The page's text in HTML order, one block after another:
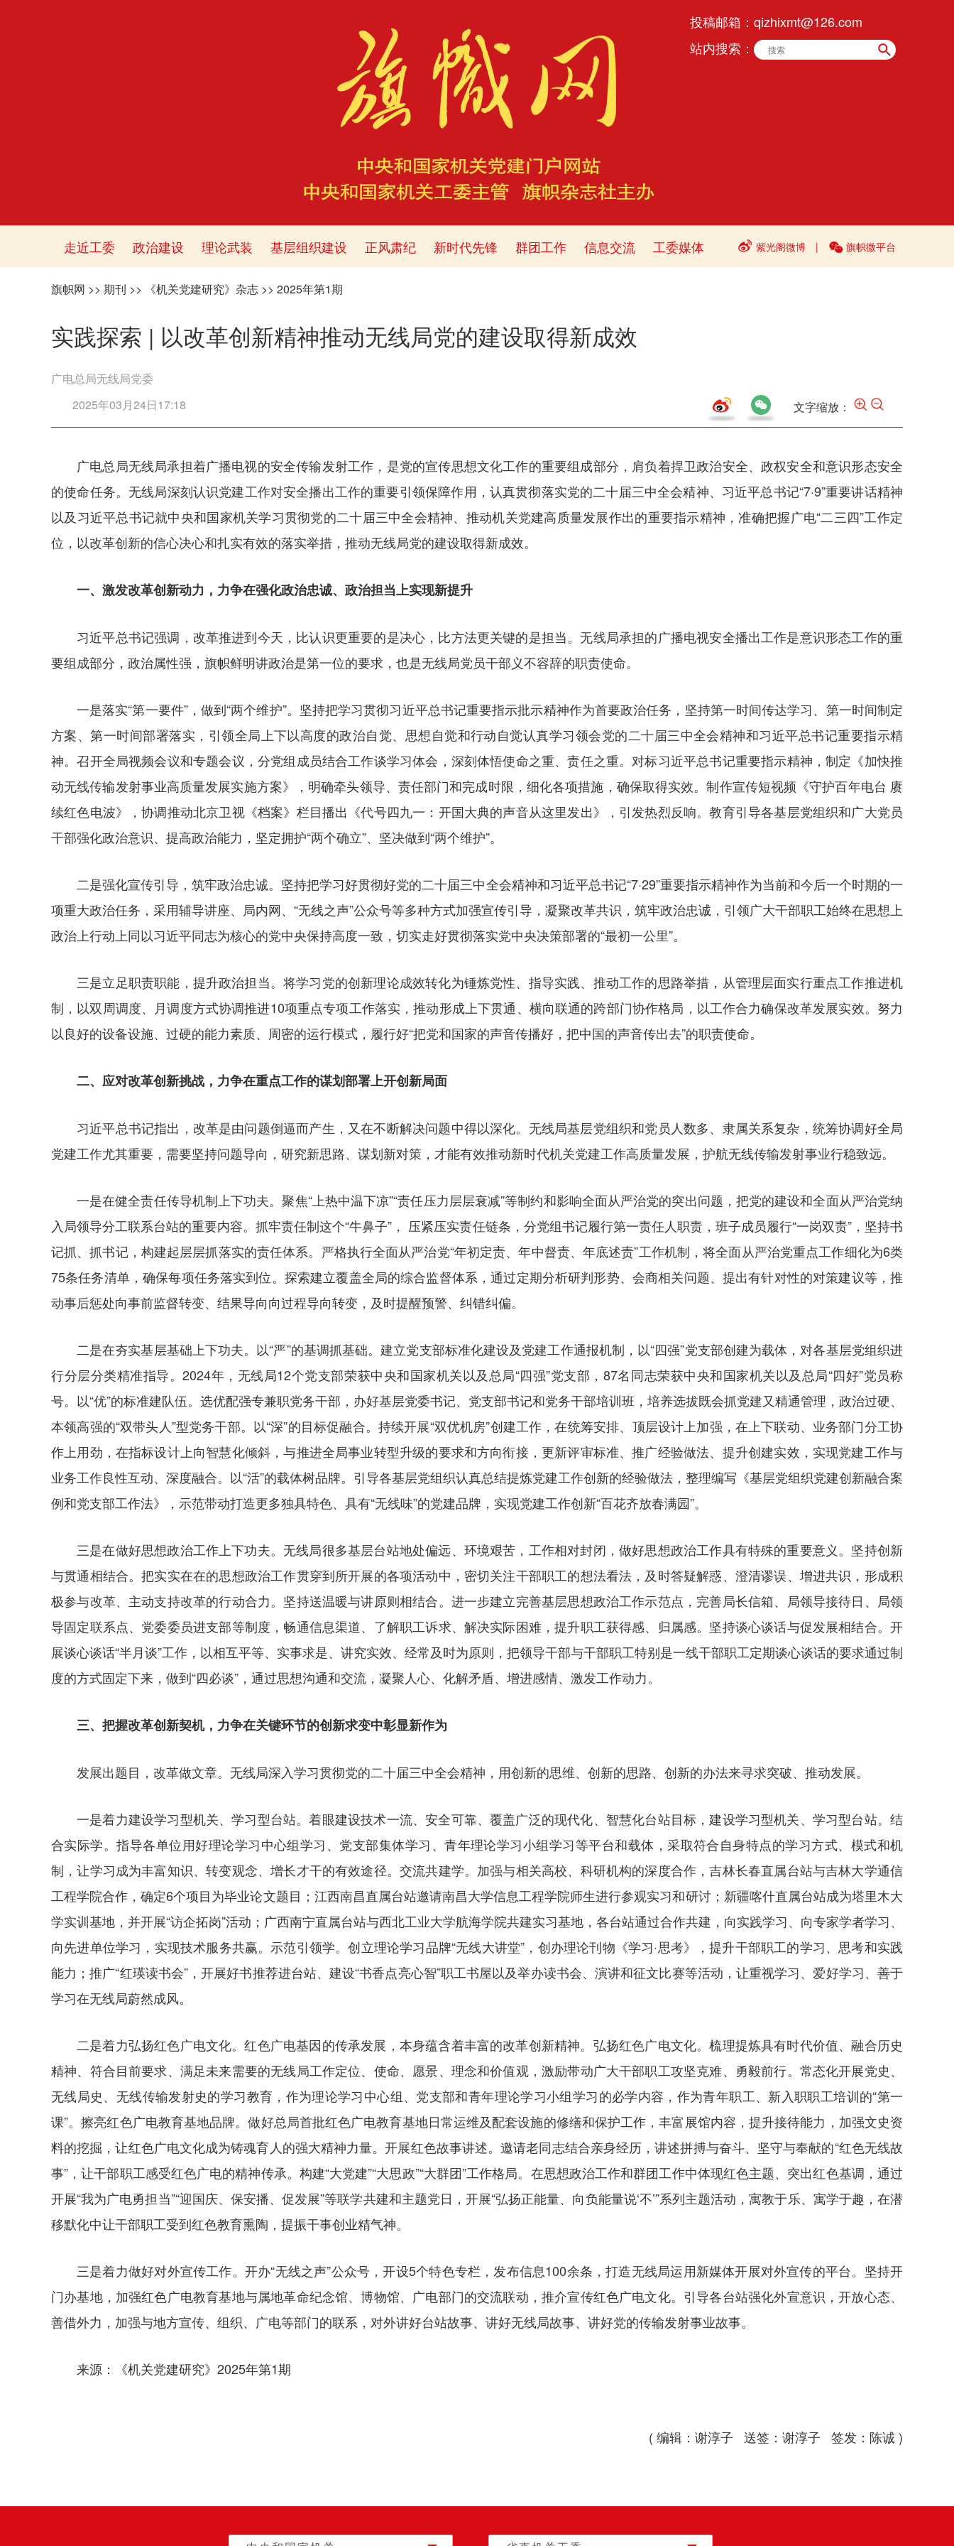
投稿邮箱： qizhixmt@126.com
站内搜索：
走近工委 政治建设 理论武装 基层组织建设 正风肃纪 新时代先锋 群团工作 信息交流 工委媒体 紫光阁微博 | 旗帜微平台
旗帜网 >> 期刊 >> 《机关党建研究》杂志 >> 2025年第1期
实践探索 | 以改革创新精神推动无线局党的建设取得新成效
广电总局无线局党委
2025年03月24日17:18
文字缩放：
广电总局无线局承担着广播电视的安全传输发射工作，是党的宣传思想文化工作的重要组成部分，肩负着捍卫政治安全、政权安全和意识形态安全
的使命任务。无线局深刻认识党建工作对安全播出工作的重要引领保障作用，认真贯彻落实党的二十届三中全会精神、习近平总书记“7·9”重要讲话精神
以及习近平总书记就中央和国家机关学习贯彻党的二十届三中全会精神、推动机关党建高质量发展作出的重要指示精神，准确把握广电“二三四”工作定
位，以改革创新的信心决心和扎实有效的落实举措，推动无线局党的建设取得新成效。
一、激发改革创新动力，力争在强化政治忠诚、政治担当上实现新提升
习近平总书记强调，改革推进到今天，比认识更重要的是决心，比方法更关键的是担当。无线局承担的广播电视安全播出工作是意识形态工作的重
要组成部分，政治属性强，旗帜鲜明讲政治是第一位的要求，也是无线局党员干部义不容辞的职责使命。
一是落实“第一要件”，做到“两个维护”。坚持把学习贯彻习近平总书记重要指示批示精神作为首要政治任务，坚持第一时间传达学习、第一时间制定
方案、第一时间部署落实，引领全局上下以高度的政治自觉、思想自觉和行动自觉认真学习领会党的二十届三中全会精神和习近平总书记重要指示精
神。召开全局视频会议和专题会议，分党组成员结合工作谈学习体会，深刻体悟使命之重、责任之重。对标习近平总书记重要指示精神，制定《加快推
动无线传输发射事业高质量发展实施方案》，明确牵头领导、责任部门和完成时限，细化各项措施，确保取得实效。制作宣传短视频《守护百年电台 赓
续红色电波》，协调推动北京卫视《档案》栏目播出《代号四九一：开国大典的声音从这里发出》，引发热烈反响。教育引导各基层党组织和广大党员
干部强化政治意识、提高政治能力，坚定拥护“两个确立”、坚决做到“两个维护”。
二是强化宣传引导，筑牢政治忠诚。坚持把学习好贯彻好党的二十届三中全会精神和习近平总书记“7·29”重要指示精神作为当前和今后一个时期的一
项重大政治任务，采用辅导讲座、局内网、“无线之声”公众号等多种方式加强宣传引导，凝聚改革共识，筑牢政治忠诚，引领广大干部职工始终在思想上
政治上行动上同以习近平同志为核心的党中央保持高度一致，切实走好贯彻落实党中央决策部署的“最初一公里”。
三是立足职责职能，提升政治担当。将学习党的创新理论成效转化为锤炼党性、指导实践、推动工作的思路举措，从管理层面实行重点工作推进机
制，以双周调度、月调度方式协调推进10项重点专项工作落实，推动形成上下贯通、横向联通的跨部门协作格局，以工作合力确保改革发展实效。努力
以良好的设备设施、过硬的能力素质、周密的运行模式，履行好“把党和国家的声音传播好，把中国的声音传出去”的职责使命。
二、应对改革创新挑战，力争在重点工作的谋划部署上开创新局面
习近平总书记指出，改革是由问题倒逼而产生，又在不断解决问题中得以深化。无线局基层党组织和党员人数多、隶属关系复杂，统筹协调好全局
党建工作尤其重要，需要坚持问题导向，研究新思路、谋划新对策，才能有效推动新时代机关党建工作高质量发展，护航无线传输发射事业行稳致远。
一是在健全责任传导机制上下功夫。聚焦“上热中温下凉”“责任压力层层衰减”等制约和影响全面从严治党的突出问题，把党的建设和全面从严治党纳
入局领导分工联系台站的重要内容。抓牢责任制这个“牛鼻子”， 压紧压实责任链条，分党组书记履行第一责任人职责，班子成员履行“一岗双责”，坚持书
记抓、抓书记，构建起层层抓落实的责任体系。严格执行全面从严治党“年初定责、年中督责、年底述责”工作机制，将全面从严治党重点工作细化为6类
75条任务清单，确保每项任务落实到位。探索建立覆盖全局的综合监督体系，通过定期分析研判形势、会商相关问题、提出有针对性的对策建议等，推
动事后惩处向事前监督转变、结果导向向过程导向转变，及时提醒预警、纠错纠偏。
二是在夯实基层基础上下功夫。以“严”的基调抓基础。建立党支部标准化建设及党建工作通报机制，以“四强”党支部创建为载体，对各基层党组织进
行分层分类精准指导。2024年，无线局12个党支部荣获中央和国家机关以及总局“四强”党支部，87名同志荣获中央和国家机关以及总局“四好”党员称
号。以“优”的标准建队伍。选优配强专兼职党务干部，办好基层党委书记、党支部书记和党务干部培训班，培养选拔既会抓党建又精通管理，政治过硬、
本领高强的“双带头人”型党务干部。以“深”的目标促融合。持续开展“双优机房”创建工作，在统筹安排、顶层设计上加强，在上下联动、业务部门分工协
作上用劲，在指标设计上向智慧化倾斜，与推进全局事业转型升级的要求和方向衔接，更新评审标准、推广经验做法、提升创建实效，实现党建工作与
业务工作良性互动、深度融合。以“活”的载体树品牌。引导各基层党组织认真总结提炼党建工作创新的经验做法，整理编写《基层党组织党建创新融合案
例和党支部工作法》，示范带动打造更多独具特色、具有“无线味”的党建品牌，实现党建工作创新“百花齐放春满园”。
三是在做好思想政治工作上下功夫。无线局很多基层台站地处偏远、环境艰苦，工作相对封闭，做好思想政治工作具有特殊的重要意义。坚持创新
与贯通相结合。把实实在在的思想政治工作贯穿到所开展的各项活动中，密切关注干部职工的想法看法，及时答疑解惑、澄清谬误、增进共识，形成积
极参与改革、主动支持改革的行动合力。坚持送温暖与讲原则相结合。进一步建立完善基层思想政治工作示范点，完善局长信箱、局领导接待日、局领
导固定联系点、党委委员进支部等制度，畅通信息渠道、了解职工诉求、解决实际困难，提升职工获得感、归属感。坚持谈心谈话与促发展相结合。开
展谈心谈话“半月谈”工作，以相互平等、实事求是、讲究实效、经常及时为原则，把领导干部与干部职工特别是一线干部职工定期谈心谈话的要求通过制
度的方式固定下来，做到“四必谈”，通过思想沟通和交流，凝聚人心、化解矛盾、增进感情、激发工作动力。
三、把握改革创新契机，力争在关键环节的创新求变中彰显新作为
发展出题目，改革做文章。无线局深入学习贯彻党的二十届三中全会精神，用创新的思维、创新的思路、创新的办法来寻求突破、推动发展。
一是着力建设学习型机关、学习型台站。着眼建设技术一流、安全可靠、覆盖广泛的现代化、智慧化台站目标，建设学习型机关、学习型台站。结
合实际学。指导各单位用好理论学习中心组学习、党支部集体学习、青年理论学习小组学习等平台和载体，采取符合自身特点的学习方式、模式和机
制，让学习成为丰富知识、转变观念、增长才干的有效途径。交流共建学。加强与相关高校、科研机构的深度合作，吉林长春直属台站与吉林大学通信
工程学院合作，确定6个项目为毕业论文题目；江西南昌直属台站邀请南昌大学信息工程学院师生进行参观实习和研讨；新疆喀什直属台站成为塔里木大
学实训基地，并开展“访企拓岗”活动；广西南宁直属台站与西北工业大学航海学院共建实习基地，各台站通过合作共建，向实践学习、向专家学者学习、
向先进单位学习，实现技术服务共赢。示范引领学。创立理论学习品牌“无线大讲堂”，创办理论刊物《学习·思考》，提升干部职工的学习、思考和实践
能力；推广“红瑛读书会”，开展好书推荐进台站、建设“书香点亮心智”职工书屋以及举办读书会、演讲和征文比赛等活动，让重视学习、爱好学习、善于
学习在无线局蔚然成风。
二是着力弘扬红色广电文化。红色广电基因的传承发展，本身蕴含着丰富的改革创新精神。弘扬红色广电文化。梳理提炼具有时代价值、融合历史
精神、符合目前要求、满足未来需要的无线局工作定位、使命、愿景、理念和价值观，激励带动广大干部职工攻坚克难、勇毅前行。常态化开展党史、
无线局史、无线传输发射史的学习教育，作为理论学习中心组、党支部和青年理论学习小组学习的必学内容，作为青年职工、新入职职工培训的“第一
课”。擦亮红色广电教育基地品牌。做好总局首批红色广电教育基地日常运维及配套设施的修缮和保护工作，丰富展馆内容，提升接待能力，加强文史资
料的挖掘，让红色广电文化成为铸魂育人的强大精神力量。开展红色故事讲述。邀请老同志结合亲身经历，讲述拼搏与奋斗、坚守与奉献的“红色无线故
事”，让干部职工感受红色广电的精神传承。构建“大党建”“大思政”“大群团”工作格局。在思想政治工作和群团工作中体现红色主题、突出红色基调，通过
开展“我为广电勇担当”“迎国庆、保安播、促发展”等联学共建和主题党日，开展“弘扬正能量、向负能量说‘不’”系列主题活动，寓教于乐、寓学于趣，在潜
移默化中让干部职工受到红色教育熏陶，提振干事创业精气神。
三是着力做好对外宣传工作。开办“无线之声”公众号，开设5个特色专栏，发布信息100余条，打造无线局运用新媒体开展对外宣传的平台。坚持开
门办基地，加强红色广电教育基地与属地革命纪念馆、博物馆、广电部门的交流联动，推介宣传红色广电文化。引导各台站强化外宣意识，开放心态、
善借外力，加强与地方宣传、组织、广电等部门的联系，对外讲好台站故事、讲好无线局故事、讲好党的传输发射事业故事。
来源：《机关党建研究》2025年第1期
( 编辑：谢淳子 送签：谢淳子 签发：陈诚 )